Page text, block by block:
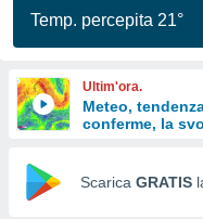
le
di
Web
Temp. percepita 21°
Ultim'ora.
Meteo,
conferme, la
Scarica GRATIS